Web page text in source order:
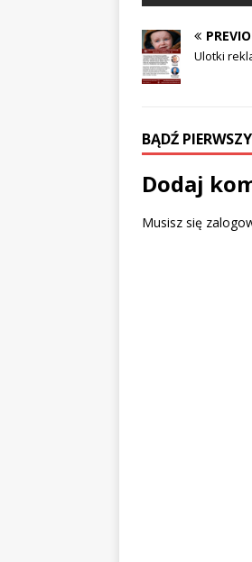
Ulotki
BĄDŹ
Dodaj
Musisz się